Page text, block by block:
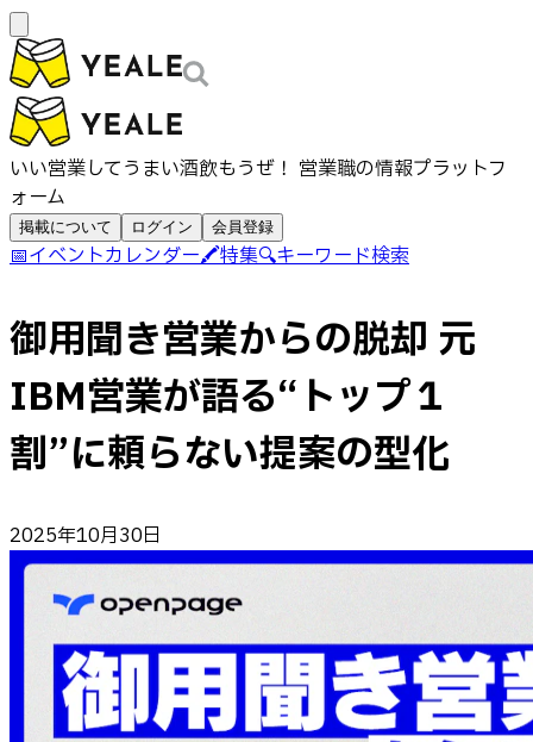
いい営業してうまい酒飲もうぜ！ 営業職の情報プラットフ
ォーム
掲載について ログイン 会員登録
📅イベントカレンダー🖍️特集🔍キーワード検索
御用聞き営業からの脱却 元
IBM営業が語る“トップ１
割”に頼らない提案の型化
2025年10月30日